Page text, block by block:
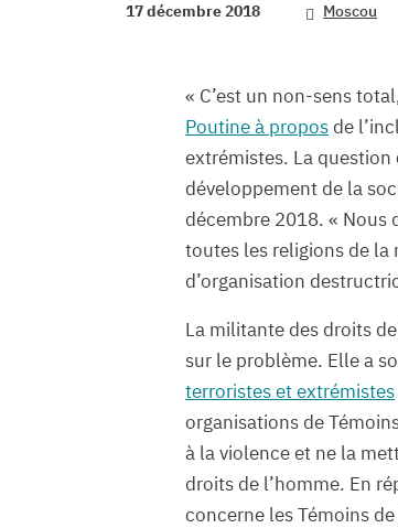
17 décembre 2018 Moscou
« C’est un non-sens
Poutine à proposde
extrémistes. La
développement de la
décembre 2018. « Nous
toutes les religions de la
d’organisation
La militante des droits
sur le problème. Elle a
terroristes et extrémistes
organisations de
à la violence et ne la
droits de l’homme. En
concerne les Témoins